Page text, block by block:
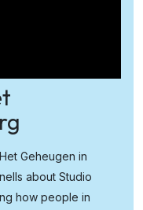
Geheugen in
about Studio
how people in